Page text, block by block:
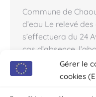
Gérer le
cookies
Commune de
d’eau Le relevé
s’effectuera du 24
cas d’absence,
relevé de son
l’index de son